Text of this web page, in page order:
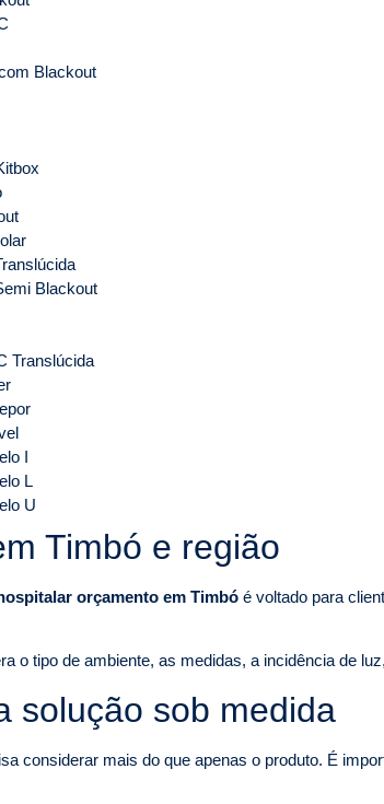
Blackout
Blackout
Translúcida
I
L
U
Timbó e região
orçamento em Timbó é voltado para
o tipo de ambiente, as medidas, a incidência de
solução sob medida
considerar mais do que apenas o produto. É